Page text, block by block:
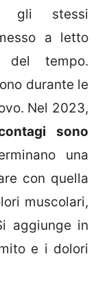
gli stessi
a letto
tempo.
durante le
Nel 2023,
sono
una
con quella
muscolari,
aggiunge in
e i dolori